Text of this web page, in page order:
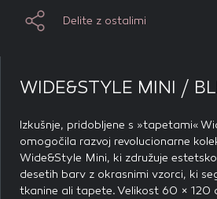
Delite z ostalimi
Debelina izdelka: 9 mm
Mere izdelka: 60 × 60 cm
Odporno proti zmrzali
Protizdrsni razred R10
Retiﬁcirana keramika
Delite z ostalimi
Delite z ostalimi
Delite z ostalimi
WIDE&STYLE MINI /
Izkušnje, pridobljene s »tapetami«
omogočila razvoj revolucionarne
Wide&Style Mini, ki združuje
desetih barv z okrasnimi vzorci, ki
tkanine ali tapete. Velikost 60 × 120
piškotkov zavrnete, ne bomo vedeli,
spletno mesto.
Te piškotke nastavijo naši
Partnerska oglaševalska podjetja jih
prikazovanje ustreznih oglasov na
Pri delu uporabljajo edinstveno
brskalnika in naprave. Če zavrnete
ne boste deležni našega ciljnega